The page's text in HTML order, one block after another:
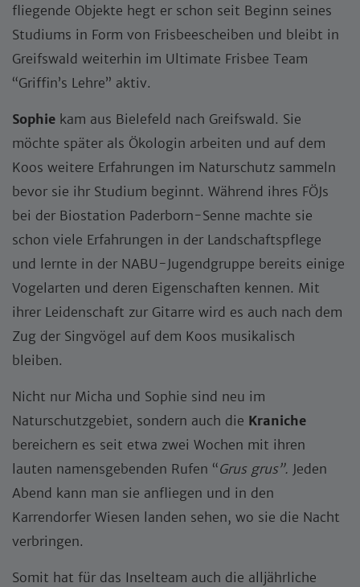
fliegende Objekte hegt er schon seit Beginn seines
Studiums in Form von Frisbeescheiben und bleibt in
Greifswald weiterhin im Ultimate Frisbee Team
“Griffin’s Lehre” aktiv.
Sophie kam aus Bielefeld nach Greifswald. Sie
möchte später als Ökologin arbeiten und auf dem
Koos weitere Erfahrungen im Naturschutz sammeln
bevor sie ihr Studium beginnt. Während ihres FÖJs
bei der Biostation Paderborn-Senne machte sie
schon viele Erfahrungen in der Landschaftspflege
und lernte in der NABU-Jugendgruppe bereits einige
Vogelarten und deren Eigenschaften kennen. Mit
ihrer Leidenschaft zur Gitarre wird es auch nach dem
Zug der Singvögel auf dem Koos musikalisch
bleiben.
Nicht nur Micha und Sophie sind neu im
Naturschutzgebiet, sondern auch die Kraniche
bereichern es seit etwa zwei Wochen mit ihren
lauten namensgebenden Rufen “Grus grus”. Jeden
Abend kann man sie anfliegen und in den
Karrendorfer Wiesen landen sehen, wo sie die Nacht
verbringen.
Somit hat für das Inselteam auch die alljährliche